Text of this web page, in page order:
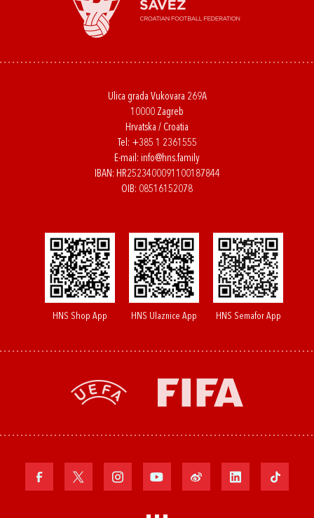
Ulica grada Vukovara 269A
10000 Zagreb
Hrvatska / Croatia
Tel: +385 1 2361555
E-mail: info@hns.family
IBAN: HR2523400091100187844
OIB: 08516152078
HNS Shop App HNS Ulaznice App HNS Semafor App